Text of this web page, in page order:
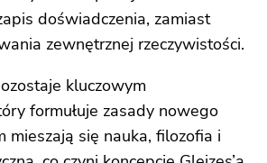
doświadczenia, zamiast
zewnętrznej rzeczywistości.
kluczowym
formułuje zasady nowego
mieszają się nauka, filozofia i